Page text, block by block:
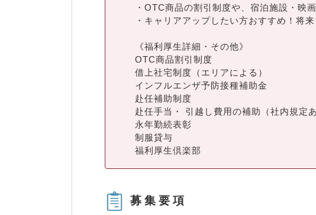
・OTC商品の割引制度や、宿泊施設・映
・キャリアアップしたい方おすすめ！将
《福利厚生詳細・その他》
OTC商品割引制度
借上社宅制度（エリアによる）
インフルエンザ予防接種補助金
赴任補助制度
赴任手当・ 引越し費用の補助（社内規定あ
永年勤続表彰
制服貸与
福利厚生倶楽部
募集要項